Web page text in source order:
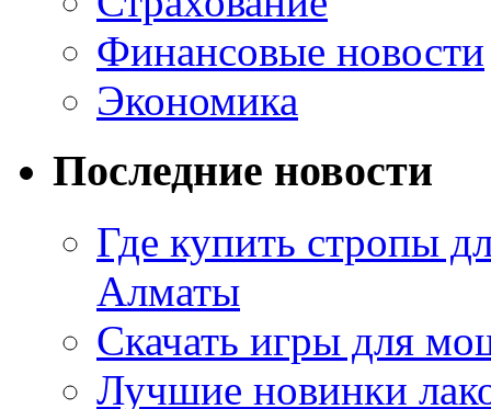
Финансовые новости
Экономика
Последние новости
Где купить стропы
Алматы
Скачать игры для
Лучшие новинки